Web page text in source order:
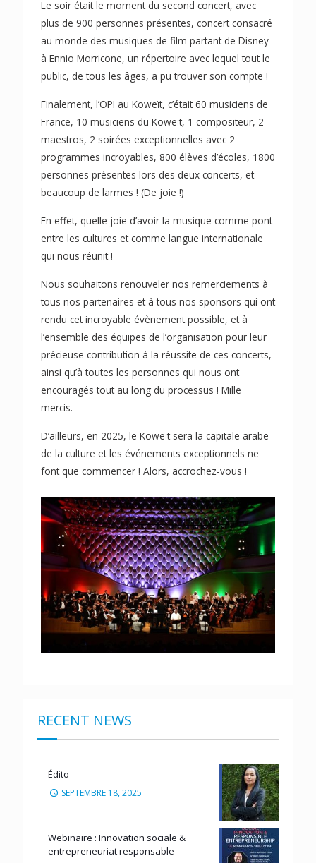
Le soir était le moment du second concert, avec
plus de 900 personnes présentes, concert consacré
au monde des musiques de film partant de Disney
à Ennio Morricone, un répertoire avec lequel tout le
public, de tous les âges, a pu trouver son compte !
Finalement, l’OPI au Koweït, c’était 60 musiciens de
France, 10 musiciens du Koweït, 1 compositeur, 2
maestros, 2 soirées exceptionnelles avec 2
programmes incroyables, 800 élèves d’écoles, 1800
personnes présentes lors des deux concerts, et
beaucoup de larmes ! (De joie !)
En effet, quelle joie d’avoir la musique comme pont
entre les cultures et comme langue internationale
qui nous réunit !
Nous souhaitons renouveler nos remerciements à
tous nos partenaires et à tous nos sponsors qui ont
rendu cet incroyable évènement possible, et à
l’ensemble des équipes de l’organisation pour leur
précieuse contribution à la réussite de ces concerts,
ainsi qu’à toutes les personnes qui nous ont
encouragés tout au long du processus ! Mille
mercis.
D’ailleurs, en 2025, le Koweït sera la capitale arabe
de la culture et les événements exceptionnels ne
font que commencer ! Alors, accrochez-vous !
RECENT NEWS
Édito
SEPTEMBRE 18, 2025
Webinaire : Innovation sociale &
entrepreneuriat responsable